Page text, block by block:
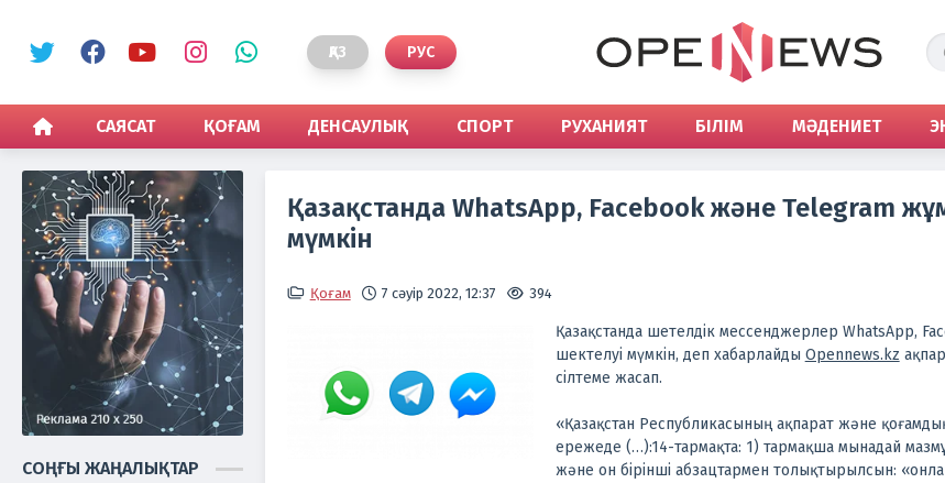
ҚАЗ РУС
САЯСАТ ҚОҒАМ ДЕНСАУЛЫҚ СПОРТ РУХАНИЯТ БІЛІМ МӘДЕНИЕТ
СОҢҒЫ ЖАҢАЛЫҚТАР
Қазақстанда WhatsApp, Facebook және Telegram
мүмкін
Қоғам 7 сәуір 2022, 12:37 394
Қазақстанда шетелдік мессенджерлер WhatsApp,
шектелуі мүмкін, деп хабарлайды Opennews.kz
сілтеме жасап.
«Қазақстан Республикасының ақпарат және
ережеде (…):14-тармақта: 1) тармақша мынадай
және он бірінші абзацтармен толықтырылсын: